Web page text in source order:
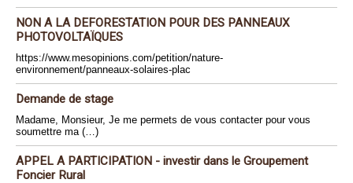
NON A LA DEFORESTATION POUR DES PANNEAUX
PHOTOVOLTAÏQUES
https://www.mesopinions.com/petition/nature-
environnement/panneaux-solaires-plac
Demande de stage
Madame, Monsieur, Je me permets de vous contacter pour vous
soumettre ma (…)
APPEL A PARTICIPATION - investir dans le Groupement
Foncier Rural